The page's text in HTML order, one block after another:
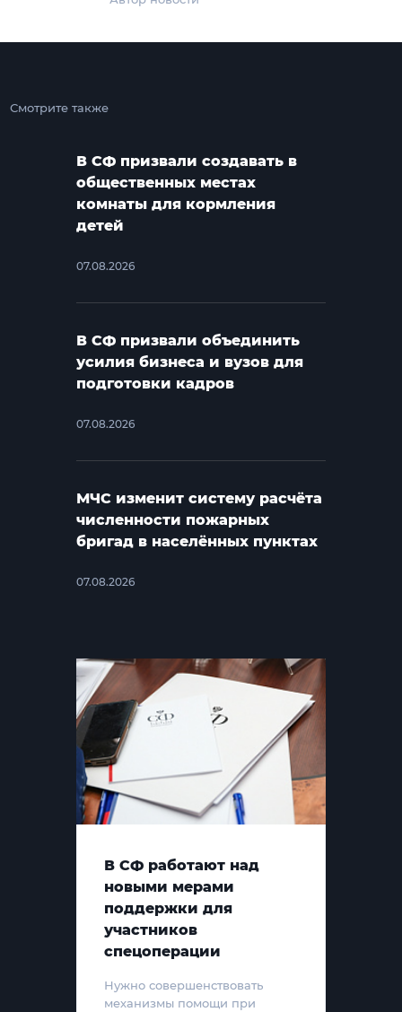
Смотрите также
В СФ призвали создавать в
общественных местах
комнаты для кормления
детей
07.08.2026
В СФ призвали объединить
усилия бизнеса и вузов для
подготовки кадров
07.08.2026
МЧС изменит систему расчёта
численности пожарных
бригад в населённых пунктах
07.08.2026
В СФ работают над
новыми мерами
поддержки для
участников
спецоперации
Нужно совершенствовать
механизмы помощи при